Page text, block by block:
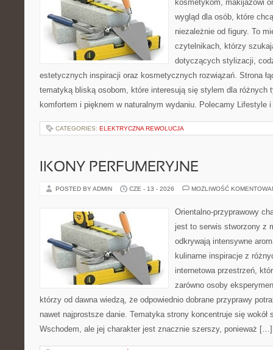
kosmetykom, makijażowi
wygląd dla osób, które
niezależnie od figury. To
czytelnikach, którzy
dotyczących stylizacji,
estetycznych inspiracji oraz kosmetycznych rozwiązań. Strona
tematyką bliską osobom, które interesują się stylem dla różnych
komfortem i pięknem w naturalnym wydaniu. Polecamy Lifestyle
CATEGORIES: ELEKTRYCZNA REWOLUCJA
IKONY PERFUMERYJNE
POSTED BY ADMIN CZE - 13 - 2026 MOŻLIWOŚĆ
Orientalno-przyprawowy
jest to serwis stworzony z
odkrywają intensywne
kulinarne inspiracje z
internetowa przestrzeń,
zarówno osoby
którzy od dawna wiedzą, że odpowiednio dobrane przyprawy
nawet najprostsze danie. Tematyka strony koncentruje się wokół
Wschodem, ale jej charakter jest znacznie szerszy, ponieważ […]